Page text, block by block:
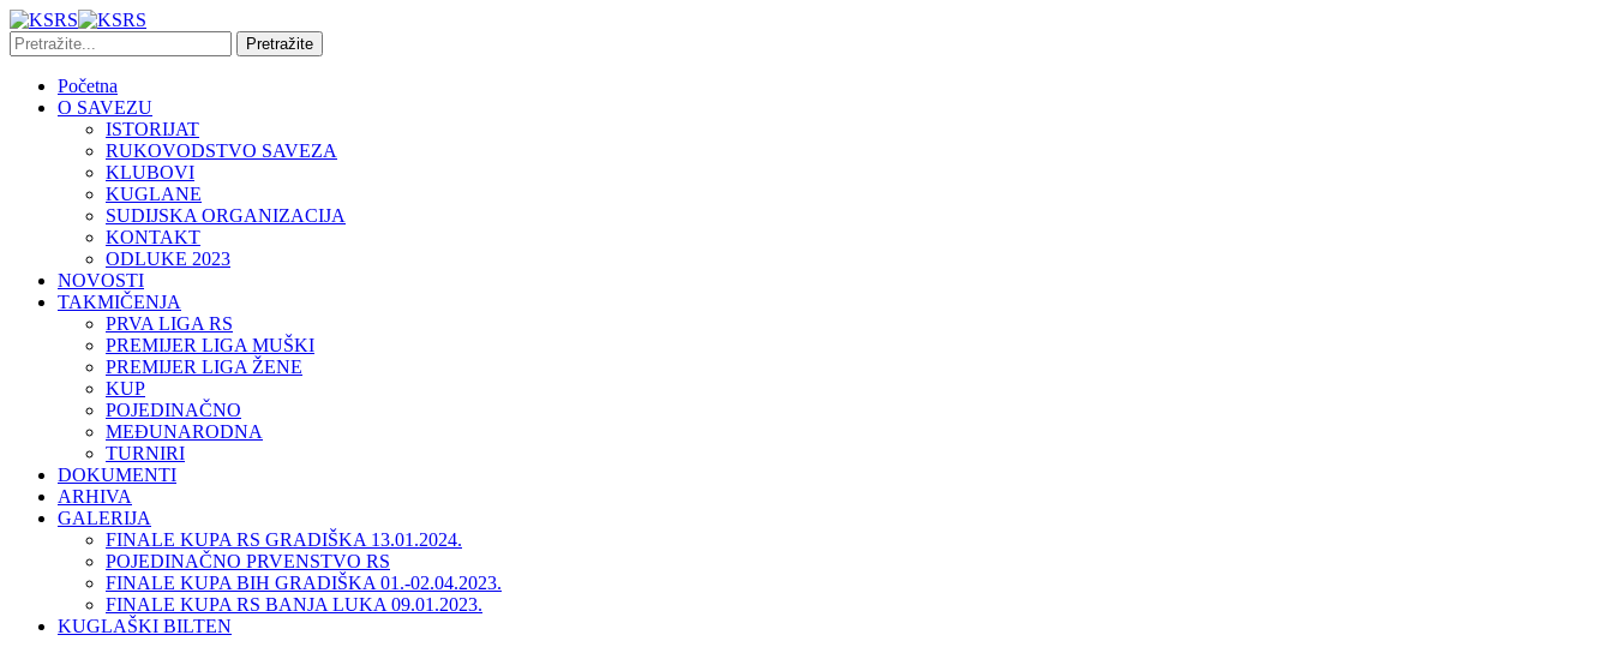
Početna
O SAVEZU
ISTORIJAT
RUKOVODSTVO SAVEZA
KLUBOVI
KUGLANE
SUDIJSKA ORGANIZACIJA
KONTAKT
ODLUKE 2023
NOVOSTI
TAKMIČENJA
PRVA LIGA RS
PREMIJER LIGA MUŠKI
PREMIJER LIGA ŽENE
KUP
POJEDINAČNO
MEĐUNARODNA
TURNIRI
DOKUMENTI
ARHIVA
GALERIJA
FINALE KUPA RS GRADIŠKA 13.01.2024.
POJEDINAČNO PRVENSTVO RS
FINALE KUPA BIH GRADIŠKA 01.-02.04.2023.
FINALE KUPA RS BANJA LUKA 09.01.2023.
KUGLAŠKI BILTEN